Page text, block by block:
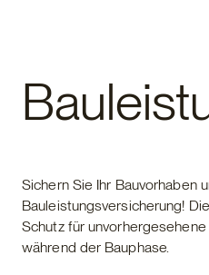
Sichern Sie Ihr Bauvorhaben
Bauleistungsversicherung!
Schutz für
während der Bauphase.